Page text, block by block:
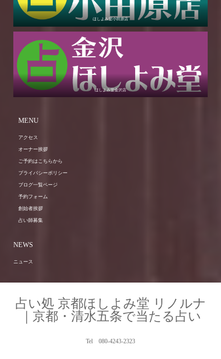
ほしよみ堂小田原店
ほしよみ堂金沢店
MENU
アクセス
オーナー挨拶
ご予約はこちらから
プライバシーポリシー
ブログ一覧ページ
予約フォーム
創始者挨拶
占い師募集
NEWS
ニュース
占い処 京都ほしよみ堂 リノルナ
｜京都・清水五条で当たる占い
Tel 080-4243-2323